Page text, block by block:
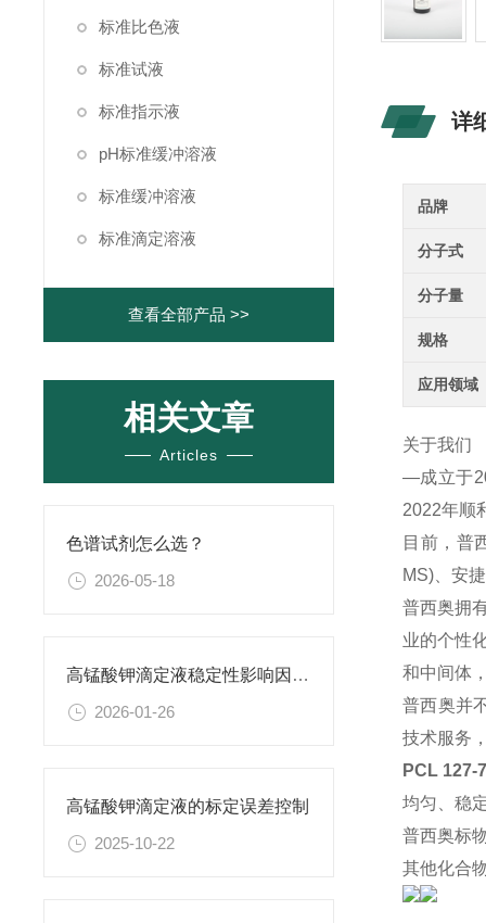
标准比色液
标准试液
标准指示液
pH标准缓冲溶液
标准缓冲溶液
标准滴定溶液
查看全部产品 >>
相关文章
Articles
色谱试剂怎么选？
2026-05-18
高锰酸钾滴定液稳定性影响因素及保存期限研究
2026-01-26
高锰酸钾滴定液的标定误差控制
2025-10-22
详
品牌
分子式
分子量
规格
应用领域
关于我们
—成立于
2022年顺
目前，普
MS)、安
普西奥拥
业的个性
和中间体
普西奥并
技术服务
PCL 127-
均匀、稳
普西奥标
其他化合